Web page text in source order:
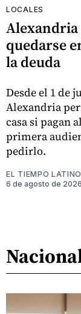
LOCALES
quedarse
la deuda
Desde el 1 de
Alexandria
casa si pagan
primera
pedirlo.
EL TIEMPO
6 de agosto de 2026